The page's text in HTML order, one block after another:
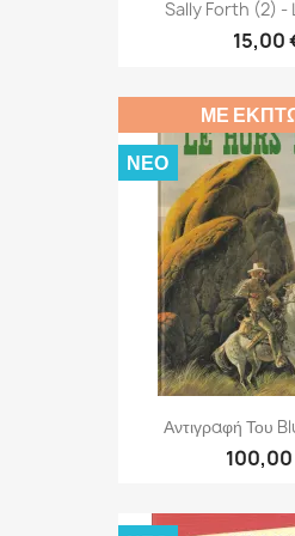
Sally Forth (2) -
15,00
Αντιγραφή Του
ΜΕ
ΝΈΟ